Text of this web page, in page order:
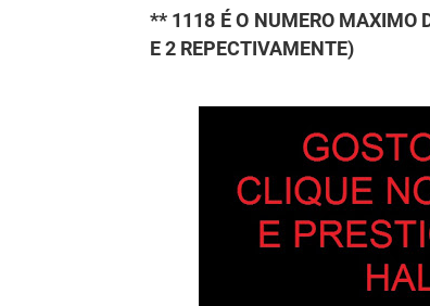
** 1118 É O NUMERO MAXIMO
E 2 REPECTIVAMENTE)